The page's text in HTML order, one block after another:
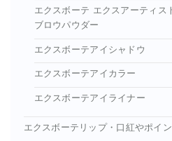
エクスボーテ エクスアーティス
ブロウパウダー
エクスボーテアイシャドウ
エクスボーテアイカラー
エクスボーテアイライナー
エクスボーテリップ・口紅やポイ